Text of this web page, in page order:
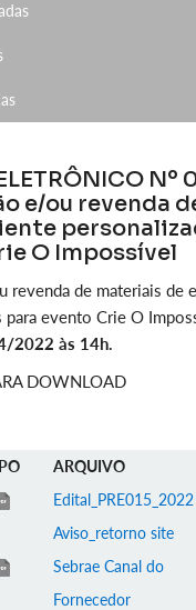
Nº
e/ou revenda
O Impossível
revenda de materiais de
para evento Crie O
2022 às 14h.
DOWNLOAD
ARQUIVO
Edital_PRE015_2022
Aviso_retorno site
Sebrae Canal do
Fornecedor